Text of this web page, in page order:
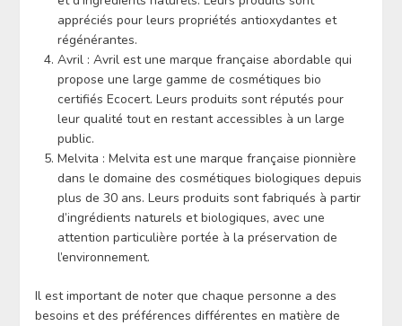
appréciés pour leurs propriétés antioxydantes et
régénérantes.
Avril : Avril est une marque française abordable qui
propose une large gamme de cosmétiques bio
certifiés Ecocert. Leurs produits sont réputés pour
leur qualité tout en restant accessibles à un large
public.
Melvita : Melvita est une marque française pionnière
dans le domaine des cosmétiques biologiques depuis
plus de 30 ans. Leurs produits sont fabriqués à partir
d’ingrédients naturels et biologiques, avec une
attention particulière portée à la préservation de
l’environnement.
Il est important de noter que chaque personne a des
besoins et des préférences différentes en matière de